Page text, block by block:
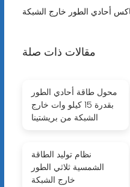
مقالات ذات صلة
محول طاقة أحادي الطور
بقدرة 15 كيلو وات خارج
الشبكة من بريشتينا
نظام توليد الطاقة
الشمسية ثلاثي الطور
خارج الشبكة